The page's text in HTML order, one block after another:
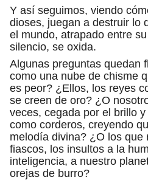
Y así seguimos, viendo
dioses, juegan a destruir lo
el mundo, atrapado entre
silencio, se oxida.
Algunas preguntas quedan
como una nube de chisme
es peor? ¿Ellos, los reyes
se creen de oro? ¿O
veces, cegada por el brillo
como corderos, creyendo
melodía divina? ¿O los que
fiascos, los insultos a la
inteligencia, a nuestro
orejas de burro?